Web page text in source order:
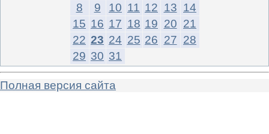
8
9 10 11 12 13 14
15 16 17 18 19 20 21
22 23 24 25 26 27 28
29 30 31
Полная версия сайта